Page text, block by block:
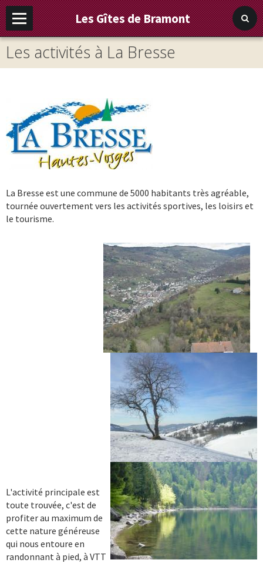
Les Gîtes de Bramont
Les activités à La Bresse
La Bresse est une commune de 5000 habitants très agréable,
tournée ouvertement vers les activités sportives, les loisirs et
le tourisme.
L'activité principale est
toute trouvée, c'est de
profiter au maximum de
cette nature généreuse
qui nous entoure en
randonnant à pied, à VTT